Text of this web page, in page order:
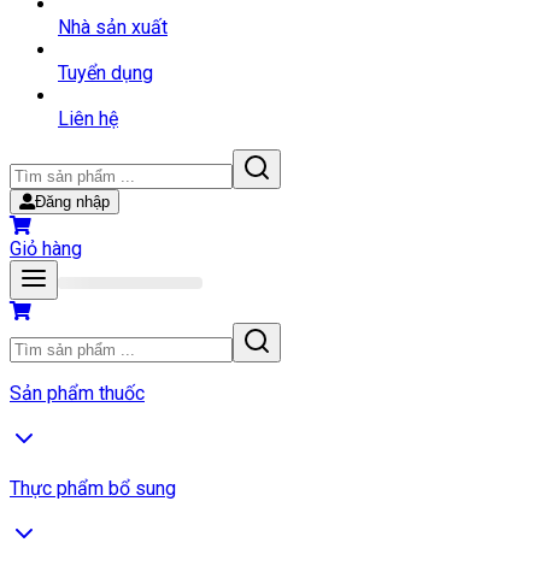
Nhà sản xuất
Tuyển dụng
Liên hệ
Đăng nhập
Giỏ hàng
Sản phẩm thuốc
Thực phẩm bổ sung